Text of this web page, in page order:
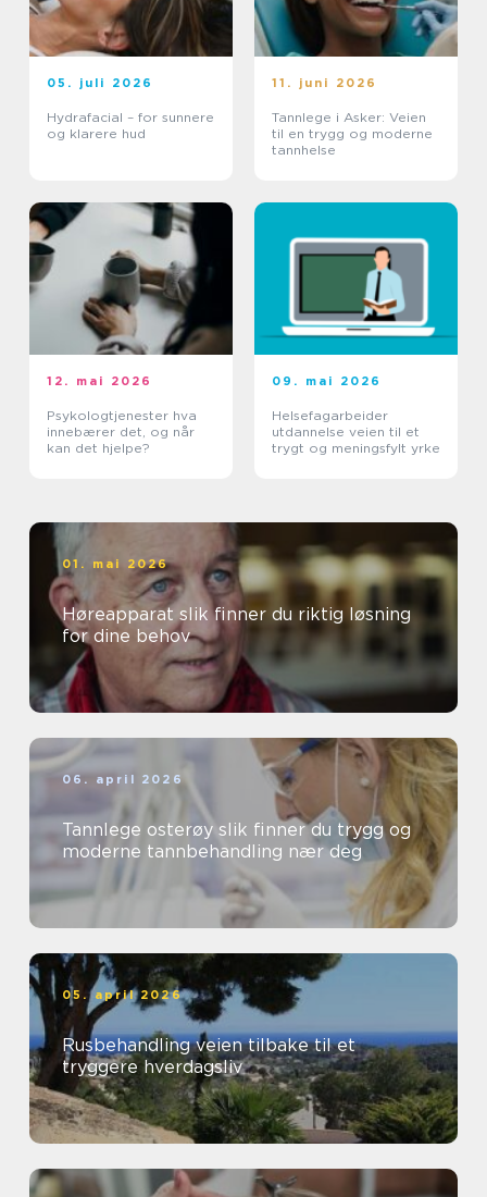
05. juli 2026
Hydrafacial – for sunnere
og klarere hud
11. juni 2026
Tannlege i Asker: Veien
til en trygg og moderne
tannhelse
12. mai 2026
Psykologtjenester hva
innebærer det, og når
kan det hjelpe?
09. mai 2026
Helsefagarbeider
utdannelse veien til et
trygt og meningsfylt yrke
01. mai 2026
Høreapparat slik finner du riktig løsning
for dine behov
06. april 2026
Tannlege osterøy slik finner du trygg og
moderne tannbehandling nær deg
05. april 2026
Rusbehandling veien tilbake til et
tryggere hverdagsliv